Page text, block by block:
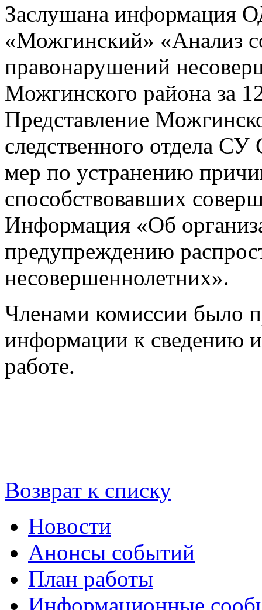
Заслушана
«Можгинский» «Анализ
правонарушений
Можгинского района за
Представление
следственного отдела
мер по устранению
способствовавших
Информация «Об
предупреждению
несовершеннолетних».
Членами комиссии было
информации к сведению
работе.
Возврат к списку
Новости
Анонсы событий
План работы
Информационные